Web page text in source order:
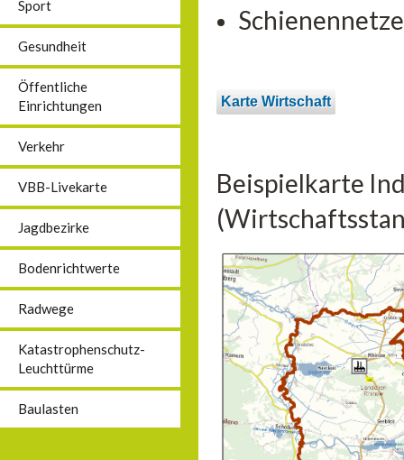
Sport
Gesundheit
Öffentliche
Einrichtungen
Verkehr
VBB-Livekarte
Jagdbezirke
Bodenrichtwerte
Radwege
Katastrophenschutz-
Leuchttürme
Baulasten
Schienennetze
Karte Wirtschaft
Beispielkarte